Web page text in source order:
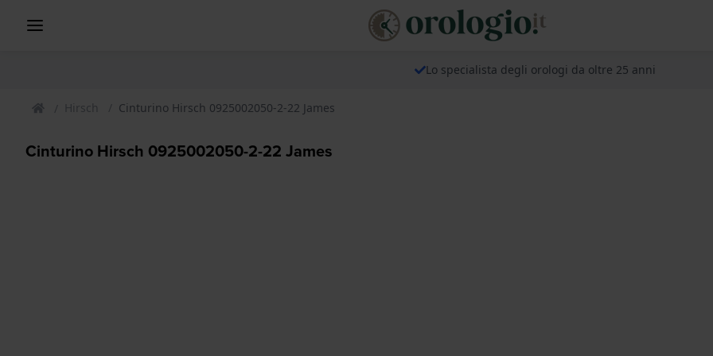
Lo specialista degli orologi da oltre 25 anni
Hirsch Cinturino Hirsch 0925002050-2-22 James
Cinturino Hirsch 0925002050-2-22 James